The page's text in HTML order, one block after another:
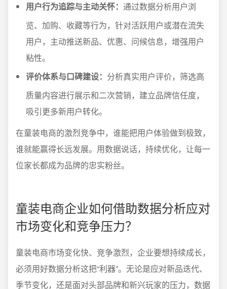
用户行为追踪与主动关怀： 通过数据分析用户浏
览、加购、收藏等行为，针对活跃用户或潜在流失
用户，主动推送新品、优惠、问候信息，增强用户
粘性。
评价体系与口碑建设： 分析真实用户评价，筛选高
质量内容进行展示和二次营销，建立品牌信任度，
吸引更多新用户转化。
在童装电商的激烈竞争中，谁能把用户体验做到极致，
谁就能赢得长远发展。用数据说话，持续优化，让每一
位家长都成为品牌的忠实粉丝。
童装电商企业如何借助数据分析应对
市场变化和竞争压力？
童装电商市场变化快、竞争激烈，企业要想持续成长，
必须用好数据分析这把“利器”。无论是应对新品迭代、
季节变化，还是面对头部品牌和新兴玩家的压力，数据